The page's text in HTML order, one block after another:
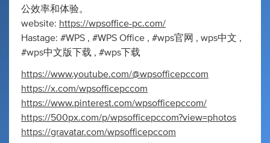
公效率和体验。
website: https://wpsoffice-pc.com/
Hastage: #WPS , #WPS Office , #wps官网 , wps中文 ,
#wps中文版下载 , #wps下载
https://www.youtube.com/@wpsofficepccom
https://x.com/wpsofficepccom
https://www.pinterest.com/wpsofficepccom/
https://500px.com/p/wpsofficepccom?view=photos
https://gravatar.com/wpsofficepccom